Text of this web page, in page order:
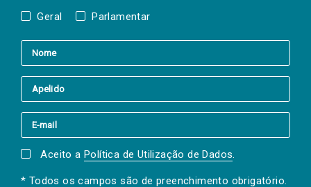
Geral Parlamentar
Aceito a Política de Utilização de Dados.
* Todos os campos são de preenchimento obrigatório.